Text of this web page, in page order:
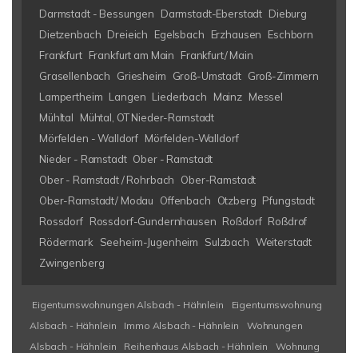
Darmstadt - Bessungen
Darmstadt-Eberstadt Dieburg
Dietzenbach Dreieich Egelsbach Erzhausen
Eschborn
Frankfurt Frankfurt am Main
Frankfurt/ Main
Grasellenbach
Griesheim Groß-Umstadt Groß-Zimmern
Lampertheim Langen Liederbach Mainz Messel
Mühltal
Mühtal, OT Nieder-Ramstadt
Mörfelden - Walldorf Mörfelden-Walldorf
Nieder - Ramstadt Ober - Ramstadt
Ober - Ramstadt / Rohrbach
Ober-Ramstadt
Ober-Ramstadt/ Modau
Offenbach Otzberg Pfungstadt
Rossdorf Rossdorf-Gundernhausen Roßdorf Roßdrof
Rödermark
Seeheim-Jugenheim Sulzbach Weiterstadt
Zwingenberg
Eigentumswohnungen Alsbach - Hähnlein
Eigentumswohnung
Alsbach - Hähnlein
Immo Alsbach - Hähnlein
Wohnungen
Alsbach - Hähnlein
Reihenhaus Alsbach - Hähnlein
Wohnung